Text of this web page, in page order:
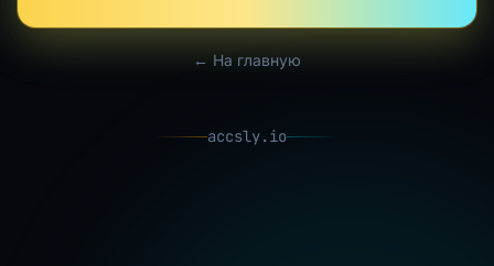
← На главную
accsly.io